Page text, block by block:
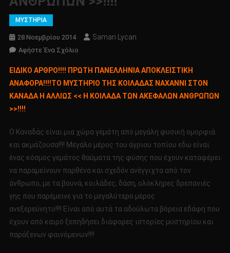
ΜΥΣΤΗΡΙΑ
28 Νοεμβρίου 2014 Saman Lycan
Αφήστε Ένα ΣχόλιοΓια
ΕΙΔΙΚΟ
ΑΡΘΡΟ!!!!
ΠΡΩΤΗ
ΑΝΑΦΟΡΑ!!!!
ΤΟ
ΜΥΣΤΗΡΙΟ
ΤΗΣ
ΚΟΙΛΑΔΑΣ
Η
ΑΛΛΙΩΣ
ΕΙΔΙΚΟ ΑΡΘΡΟ!!!! ΠΡΩΤΗ ΠΑΝΕΛΛΗΝΙΑ ΑΠΟΚΛΕΙΣΤΙΚΗ
ΑΝΑΦΟΡΑ!!!!ΤΟ ΜΥΣΤΗΡΙΟ ΤΗΣ ΚΟΙΛΑΔΑΣ ΝΑΧΑΝΝΙ ΣΤΟΝ
ΚΑΝΑΔΑ Η ΑΛΛΙΩΣ << Η ΚΟΙΛΑΔΑ ΤΩΝ ΑΚΕΦΑΛΩΝ ΑΝΘΡΩΠΩΝ
>>!!!!
Ο Καναδάς είναι μια χώρα γεμάτη από μεγάλη φυσική ομορφιά
και ακμάζουσα!!!! Μεγάλο μέρος του άγριου τοπίου εδώ είναι
ένας κόσμος γεμάτος θαύματα της φύσης που έχουν καταφέρει
να παραμείνουν παρθένα και σχεδόν ανέγγιχτα από τον
άνθρωπο, με τα βουνά, κοιλάδες, δάση, ολόκληρες δρεπανιές
γης που παρέμεινε για το μεγαλύτερο μέρος
ανεξερεύνητο!!!! Είναι από αυτά τα αδούλωτα βόρεια εδάφη που
έχουν από καιρό ξεπηδήσει διάφορες ιστορίες μυστηρίου και
παράξενων φαινόμενων!!!!